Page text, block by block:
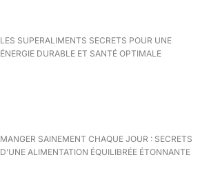
LES SUPERALIMENTS SECRETS POUR UNE
ÉNERGIE DURABLE ET SANTÉ OPTIMALE
MANGER SAINEMENT CHAQUE JOUR : SECRETS
D’UNE ALIMENTATION ÉQUILIBRÉE ÉTONNANTE